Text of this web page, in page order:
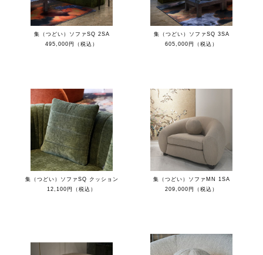
集（つどい）ソファSQ 2SA
495,000円（税込）
集（つどい）ソファSQ 3SA
605,000円（税込）
集（つどい）ソファSQ クッション
12,100円（税込）
集（つどい）ソファMN 1SA
209,000円（税込）